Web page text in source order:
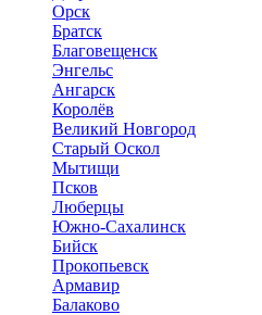
Орск
Братск
Благовещенск
Энгельс
Ангарск
Королёв
Великий Новгород
Старый Оскол
Мытищи
Псков
Люберцы
Южно-Сахалинск
Бийск
Прокопьевск
Армавир
Балаково